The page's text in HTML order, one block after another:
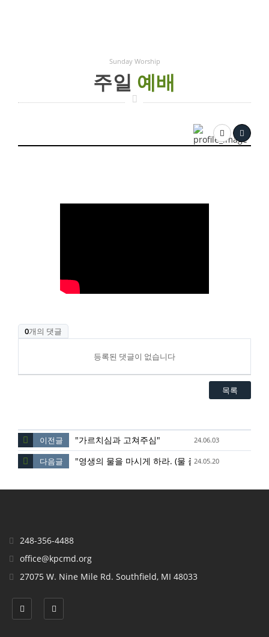
Sunday Worship
주일 예배
0개의 댓글
등록된 댓글이 없습니다
목록
이전글 "가르치심과 고쳐주심" 24.06.03
다음글 "영생의 물을 마시게 하라. (물 좀 다오)"
24.05.20
248-356-4488
office@kpcmd.org
27075 W. Nine Mile Rd. Southfield, MI 48033